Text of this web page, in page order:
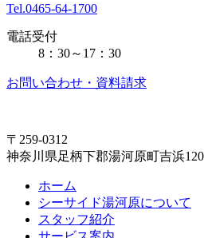
Tel.0465-64-1700
電話受付
8：30～17：30
お問い合わせ・資料請求
〒259-0312
神奈川県足柄下郡湯河原町吉浜
ホーム
シーサイド湯河原について
スタッフ紹介